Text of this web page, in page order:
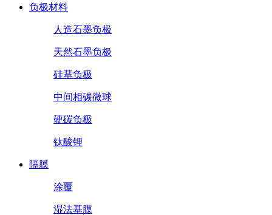
负极材料
人造石墨负极
天然石墨负极
硅基负极
中间相碳微球
硬碳负极
钛酸锂
隔膜
涂覆
湿法基膜